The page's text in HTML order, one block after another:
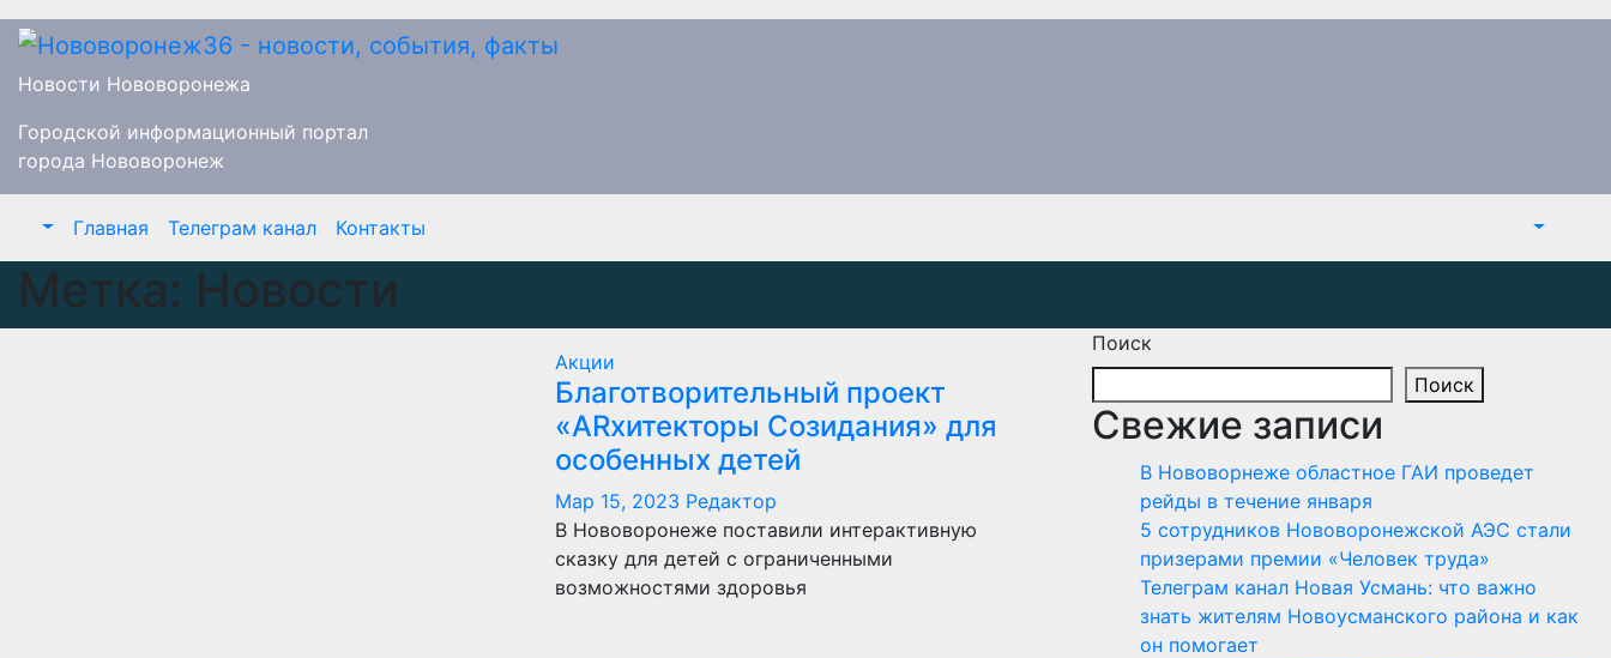
Перейти
содержимому
Новости Нововоронежа
Городской информационный портал
города Нововоронеж
Главная Телеграм канал Контакты
Метка: Новости
Акции
Благотворительный проект
«ARхитекторы Созидания» для
особенных детей
Мар 15, 2023 Редактор
В Нововоронеже поставили интерактивную
сказку для детей с ограниченными
возможностями здоровья
Поиск
Поиск
Свежие записи
В Нововорнеже областное ГАИ проведет
рейды в течение января
5 сотрудников Нововоронежской АЭС стали
призерами премии «Человек труда»
Телеграм канал Новая Усмань: что важно
знать жителям Новоусманского района и как
он помогает